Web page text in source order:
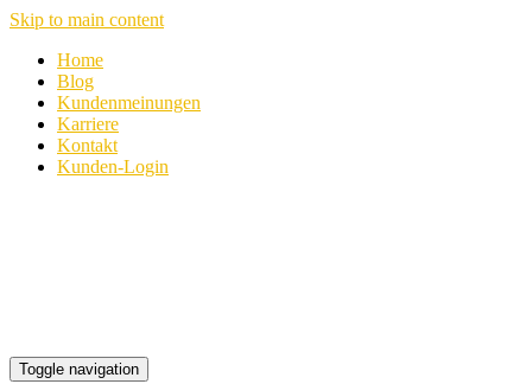
Skip to main content
Home
Blog
Kundenmeinungen
Karriere
Kontakt
Kunden-Login
Toggle navigation